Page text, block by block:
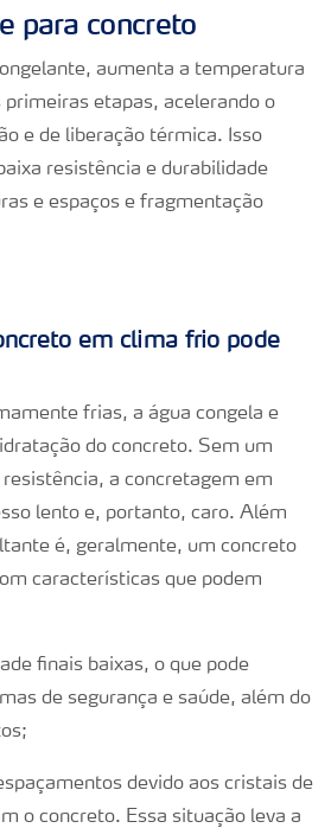
para concreto
aumenta a temperatura
primeiras etapas, acelerando o
e de liberação térmica. Isso
resistência e durabilidade
e espaços e fragmentação
em clima frio pode
frias, a água congela e
do concreto. Sem um
a concretagem em
lento e, portanto, caro. Além
é, geralmente, um concreto
características que podem
finais baixas, o que pode
de segurança e saúde, além do
devido aos cristais de
o concreto. Essa situação leva a